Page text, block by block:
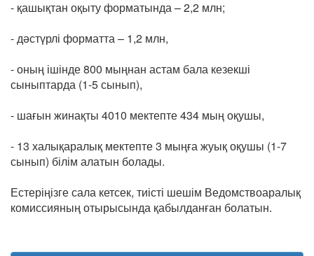
- қашықтан оқыту форматында – 2,2 млн;
- дәстүрлі форматта – 1,2 млн,
- оның ішінде 800 мыңнан астам бала кезекші
сыныптарда (1-5 сынып),
- шағын жинақты 4010 мектепте 434 мың оқушы,
- 13 халықаралық мектепте 3 мыңға жуық оқушы (1-7
сынып) білім алатын болады.
Естеріңізге сала кетсек, тиісті шешім Ведомствоаралық
комиссияның отырысында қабылданған болатын.